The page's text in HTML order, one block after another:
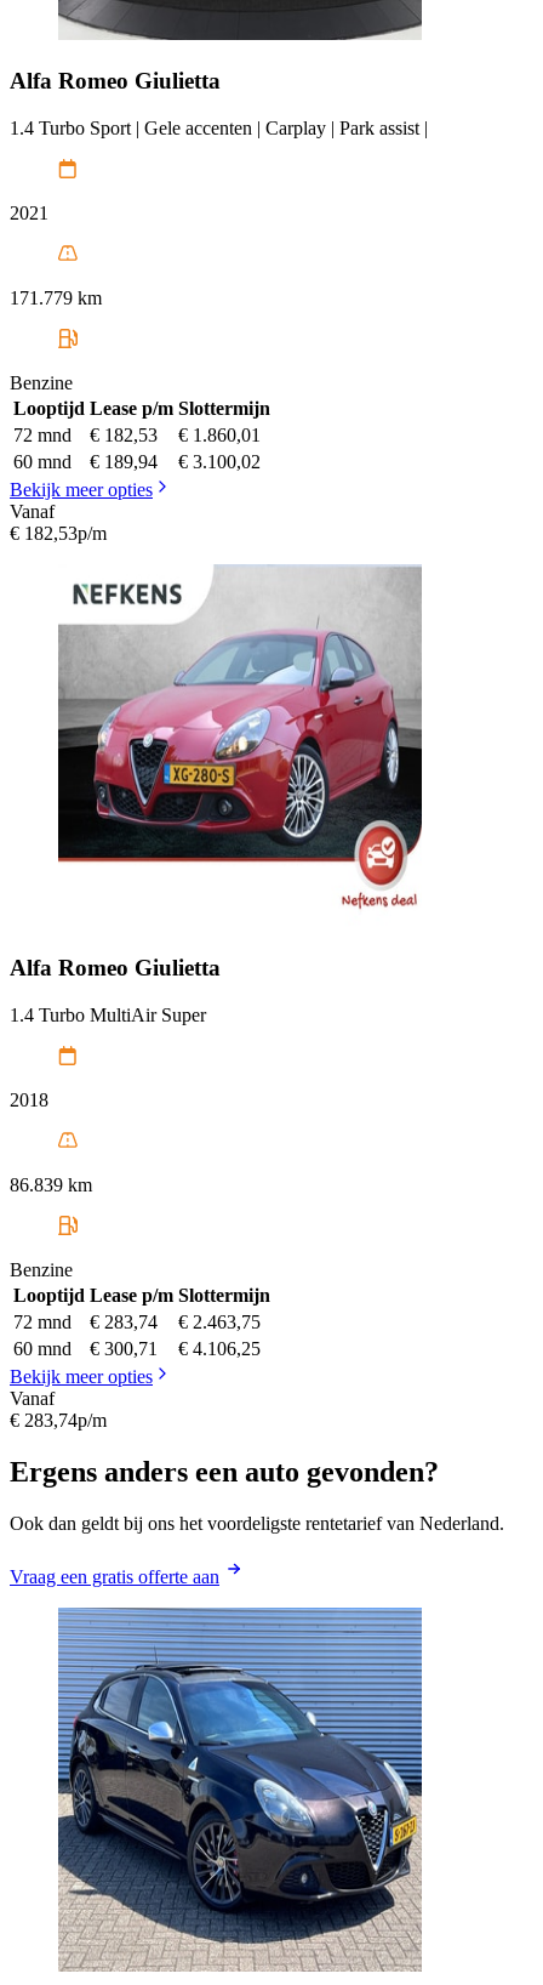
Alfa Romeo Giulietta
1.4 Turbo Sport | Gele accenten | Carplay | Park assist |
2021
171.779 km
Benzine
Looptijd Lease p/m Slottermijn
72 mnd
€ 182,53
€ 1.860,01
60 mnd
€ 189,94
€ 3.100,02
Bekijk meer opties
Vanaf
€ 182,53p/m
Alfa Romeo Giulietta
1.4 Turbo MultiAir Super
2018
86.839 km
Benzine
Looptijd Lease p/m Slottermijn
72 mnd
€ 283,74
€ 2.463,75
60 mnd
€ 300,71
€ 4.106,25
Bekijk meer opties
Vanaf
€ 283,74p/m
Ergens anders een auto gevonden?
Ook dan geldt bij ons het voordeligste rentetarief van Nederland.
Vraag een gratis offerte aan